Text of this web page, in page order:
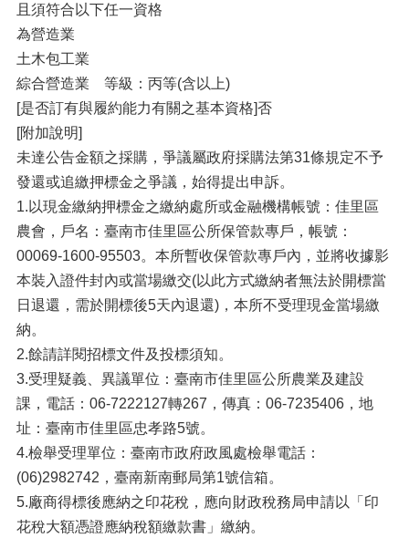
且須符合以下任一資格
為營造業
土木包工業
綜合營造業 等級：丙等(含以上)
[是否訂有與履約能力有關之基本資格]否
[附加說明]
未達公告金額之採購，爭議屬政府採購法第31條規定不予
發還或追繳押標金之爭議，始得提出申訴。
1.以現金繳納押標金之繳納處所或金融機構帳號：佳里區
農會，戶名：臺南市佳里區公所保管款專戶，帳號：
00069-1600-95503。本所暫收保管款專戶內，並將收據影
本裝入證件封內或當場繳交(以此方式繳納者無法於開標當
日退還，需於開標後5天內退還)，本所不受理現金當場繳
納。
2.餘請詳閱招標文件及投標須知。
3.受理疑義、異議單位：臺南市佳里區公所農業及建設
課，電話：06-7222127轉267，傳真：06-7235406，地
址：臺南市佳里區忠孝路5號。
4.檢舉受理單位：臺南市政府政風處檢舉電話：
(06)2982742，臺南新南郵局第1號信箱。
5.廠商得標後應納之印花稅，應向財政稅務局申請以「印
花稅大額憑證應納稅額繳款書」繳納。